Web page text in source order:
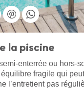
la piscine
enterrée ou hors-
fragile qui
l’entretient pas